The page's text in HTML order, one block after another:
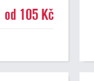
od 105 Kč